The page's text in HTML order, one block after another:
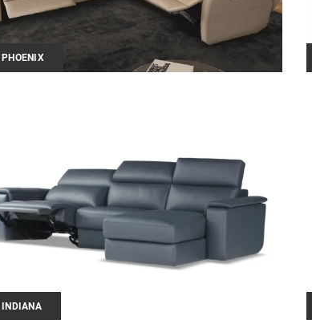
PHOENIX
INDIANA